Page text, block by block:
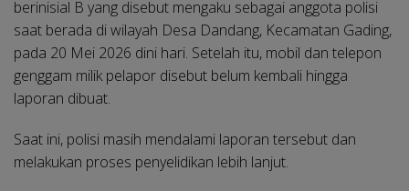
berinisial B yang disebut mengaku sebagai anggota polisi
saat berada di wilayah Desa Dandang, Kecamatan Gading,
pada 20 Mei 2026 dini hari. Setelah itu, mobil dan telepon
genggam milik pelapor disebut belum kembali hingga
laporan dibuat.
Saat ini, polisi masih mendalami laporan tersebut dan
melakukan proses penyelidikan lebih lanjut.